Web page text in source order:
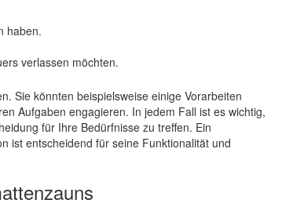
haben.
verlassen möchten.
Sie könnten beispielsweise einige Vorarbeiten
Aufgaben engagieren. In jedem Fall ist es wichtig,
für Ihre Bedürfnisse zu treffen. Ein
ist entscheidend für seine Funktionalität und